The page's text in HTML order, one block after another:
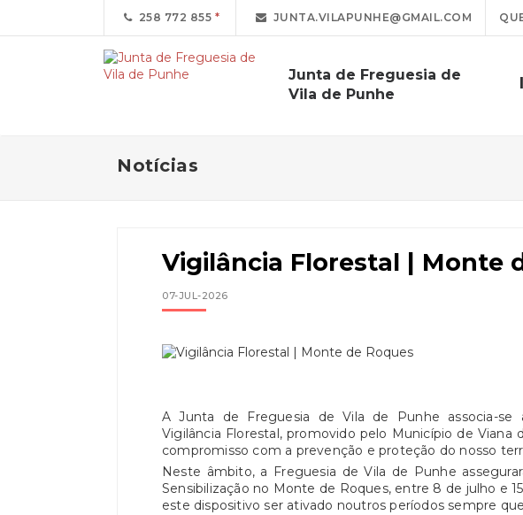
258 772 855 JUNTA.VILAPUNHE@GMAIL.COM
Junta de Freguesia de
Vila de Punhe
Notícias
Vigilância Florestal | Monte
07-JUL-2026
A Junta de Freguesia de Vila de Punhe associa-se
Vigilância Florestal, promovido pelo Município de Viana
compromisso com a prevenção e proteção do nosso
Neste âmbito, a Freguesia de Vila de Punhe
Sensibilização no Monte de Roques, entre 8 de julho e
este dispositivo ser ativado noutros períodos sempre